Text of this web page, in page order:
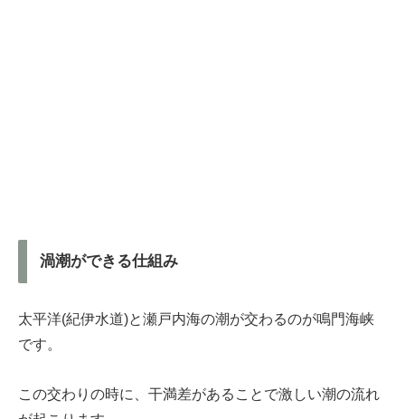
渦潮ができる仕組み
太平洋(紀伊水道)と瀬戸内海の潮が交わるのが鳴門海峡
です。
この交わりの時に、干満差があることで激しい潮の流れ